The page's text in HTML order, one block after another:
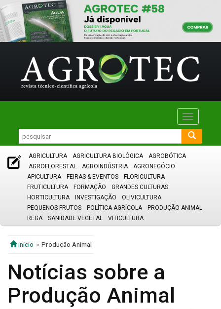
Toggle
AGRICULTURA AGRICULTURA BIOLÓGICA
AGROBÓTICA
AGROFLORESTAL
AGROINDÚSTRIA
AGRONEGÓCIO
APICULTURA
FEIRAS & EVENTOS
FLORICULTURA
FRUTICULTURA
FORMAÇÃO
GRANDES CULTURAS
HORTICULTURA
INVESTIGAÇÃO
OLIVICULTURA
PEQUENOS FRUTOS
POLÍTICA AGRÍCOLA
PRODUÇÃO ANIMAL
REGA
SANIDADE VEGETAL VITICULTURA
início Produção Animal
Notícias sobre a
Produção Animal